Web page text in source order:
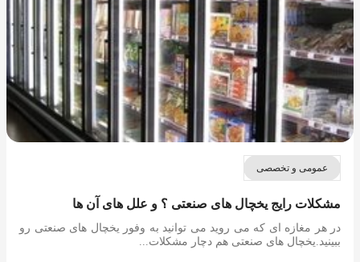
عمومی و تخصصی
مشکلات رایج یخچال های صنعتی ؟ و علل های آن ها
در هر مغازه ای که می روید می توانید به وفور یخچال های صنعتی رو
ببینید.یخچال های صنعتی هم دچار مشکلات...